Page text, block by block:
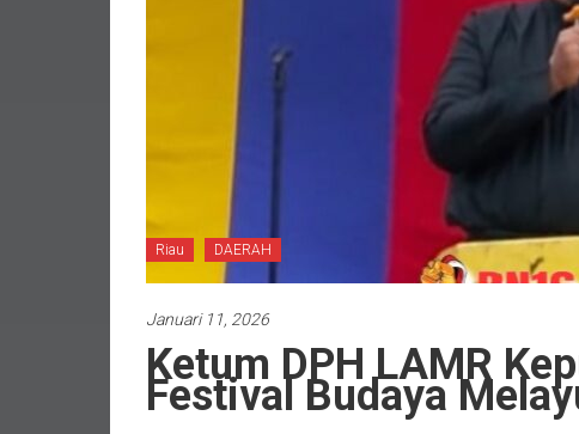
Riau DAERAH
Januari 11, 2026
Ketum DPH LAMR
Festival Budaya